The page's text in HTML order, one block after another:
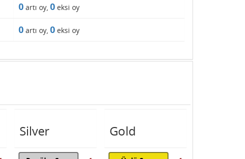
0artı oy, 0eksi oy
0artı oy, 0eksi oy
Silver Gold